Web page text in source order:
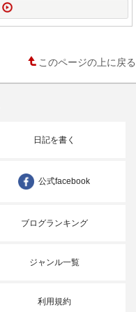
このページの上に戻る
日記を書く
公式facebook
ブログランキング
ジャンル一覧
利用規約